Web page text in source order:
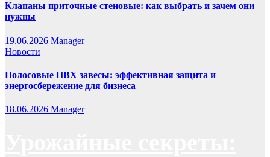
Клапаны приточные стеновые: как выбрать и зачем они
нужны
19.06.2026 Manager
Новости
Полосовые ПВХ завесы: эффективная защита и
энергосбережение для бизнеса
18.06.2026 Manager